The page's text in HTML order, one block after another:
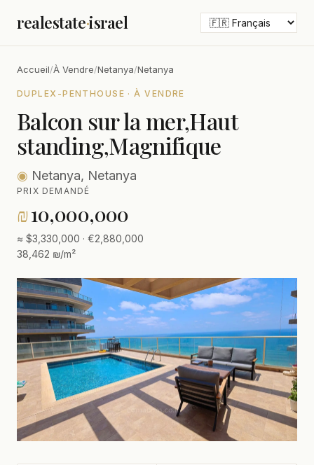
realestate·israel
Accueil/À Vendre/Netanya/Netanya
DUPLEX-PENTHOUSE · À VENDRE
Balcon sur la mer,Haut
standing,Magnifique
◉ Netanya, Netanya
PRIX DEMANDÉ
₪10,000,000
≈ $3,330,000 · €2,880,000
38,462 ₪/m²